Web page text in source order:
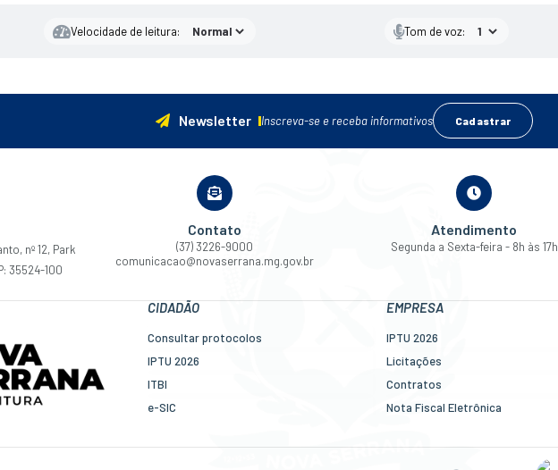
Velocidade de leitura: Tom de voz:
Newsletter Inscreva-se e receba informativos Cadastrar
nº 12, Park
35524-100
Contato
(37) 3226-9000
comunicacao@novaserrana.mg.gov.br
Atendimento
Segunda a Sexta-feira - 8h às 17h
CIDADÃO
Consultar protocolos
IPTU 2026
ITBI
e-SIC
EMPRESA
IPTU 2026
Licitações
Contratos
Nota Fiscal Eletrônica